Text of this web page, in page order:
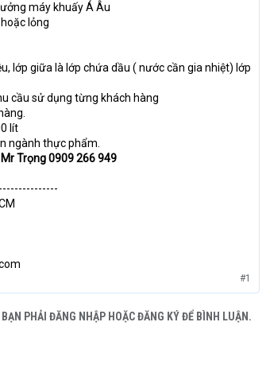
máy khuấy Á Âu
lỏng
lớp giữa là lớp chứa dầu ( nước cần gia nhiệt) lớp
cầu sử dụng từng khách hàng
lít
ngành thực phẩm.
Trọng 0909 266 949
#1
BẠN PHẢI ĐĂNG NHẬP HOẶC ĐĂNG KÝ ĐỂ BÌNH LUẬN.